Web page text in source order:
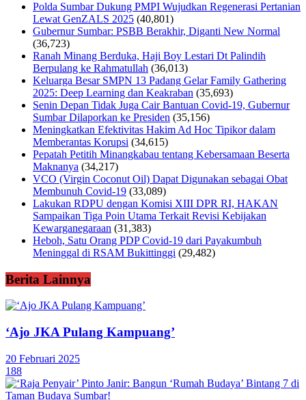
Polda Sumbar Dukung PMPI Wujudkan Regenerasi Pertanian
Lewat GenZALS 2025 (40,801)
Gubernur Sumbar: PSBB Berakhir, Diganti New Normal
(36,723)
Ranah Minang Berduka, Haji Boy Lestari Dt Palindih
Berpulang ke Rahmatullah (36,013)
Keluarga Besar SMPN 13 Padang Gelar Family Gathering
2025: Deep Learning dan Keakraban (35,693)
Senin Depan Tidak Juga Cair Bantuan Covid-19, Gubernur
Sumbar Dilaporkan ke Presiden (35,156)
Meningkatkan Efektivitas Hakim Ad Hoc Tipikor dalam
Memberantas Korupsi (34,615)
Pepatah Petitih Minangkabau tentang Kebersamaan Beserta
Maknanya (34,217)
VCO (Virgin Coconut Oil) Dapat Digunakan sebagai Obat
Membunuh Covid-19 (33,089)
Lakukan RDPU dengan Komisi XIII DPR RI, HAKAN
Sampaikan Tiga Poin Utama Terkait Revisi Kebijakan
Kewarganegaraan (31,383)
Heboh, Satu Orang PDP Covid-19 dari Payakumbuh
Meninggal di RSAM Bukittinggi (29,482)
Berita Lainnya
‘Ajo JKA Pulang Kampuang’
20 Februari 2025
188